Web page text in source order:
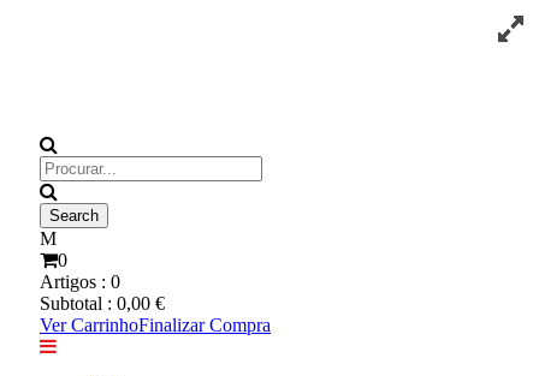
0
Artigos : 0
Subtotal : 0,00 €
Ver CarrinhoFinalizar Compra